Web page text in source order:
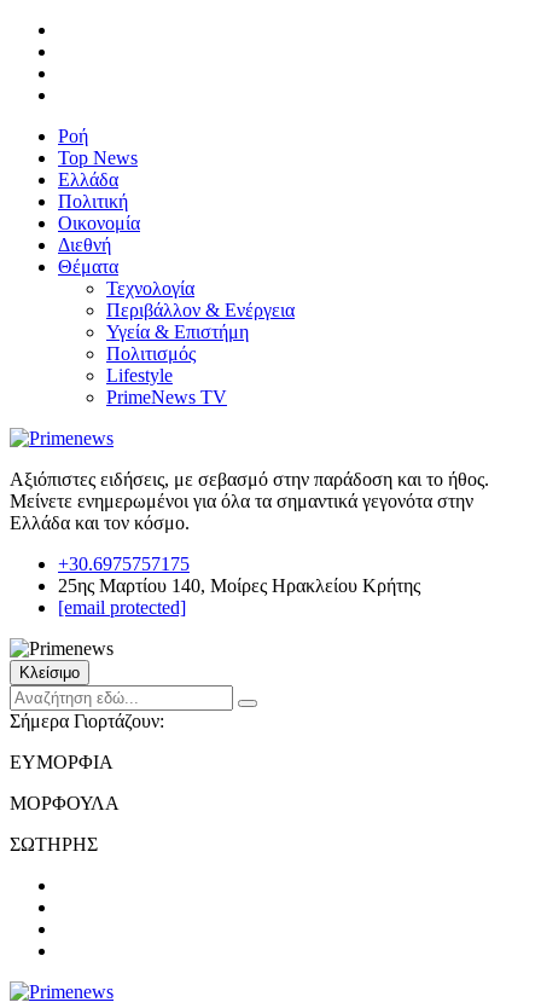
Ροή
Top News
Ελλάδα
Πολιτική
Οικονομία
Διεθνή
Θέματα
Τεχνολογία
Περιβάλλον & Ενέργεια
Υγεία & Επιστήμη
Πολιτισμός
Lifestyle
PrimeNews TV
Αξιόπιστες ειδήσεις, με σεβασμό στην παράδοση και το ήθος.
Μείνετε ενημερωμένοι για όλα τα σημαντικά γεγονότα στην
Ελλάδα και τον κόσμο.
+30.6975757175
25ης Μαρτίου 140, Μοίρες Ηρακλείου Κρήτης
[email protected]
Κλείσιμο
Σήμερα Γιορτάζουν:
ΕΥΜΟΡΦΙΑ
ΜΟΡΦΟΥΛΑ
ΣΩΤΗΡΗΣ